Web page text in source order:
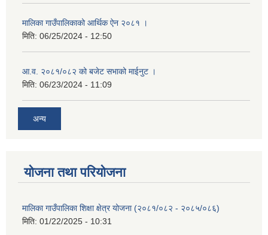
मालिका गाउँपालिकाको आर्थिक ऐन २०८१ ।
मिति: 06/25/2024 - 12:50
आ.व. २०८१/०८२ को बजेट सभाको माईनुट ।
मिति: 06/23/2024 - 11:09
अन्य
योजना तथा परियोजना
मालिका गाउँपालिका शिक्षा क्षेत्र योजना (२०८१/०८२ - २०८५/०८६)
मिति: 01/22/2025 - 10:31